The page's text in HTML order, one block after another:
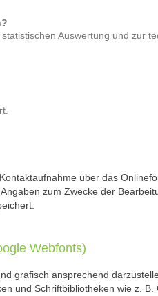
Auswertung und zur
über das
zum Zwecke der
Webfonts)
grafisch ansprechend
und Schriftbibliotheken wie z. B.